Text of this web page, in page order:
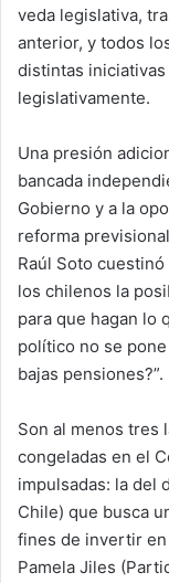
veda legislativa,
anterior, y todos
distintas
legislativamente.
Una presión
bancada
Gobierno y a la
reforma
Raúl Soto cuestinó
los chilenos la
para que hagan lo
político no se
bajas pensiones?”.
Son al menos tres
congeladas en el
impulsadas: la del
Chile) que busca
fines de invertir
Pamela Jiles